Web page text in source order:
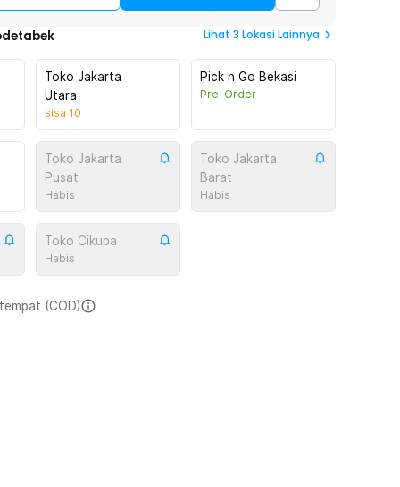
Lihat 3 Lokasi Lainnya
Toko Jakarta
Utara
sisa 10
Pick n Go Bekasi
Pre-Order
Toko Jakarta
Pusat
Habis
Toko Jakarta
Barat
Habis
Toko Cikupa
Habis
(COD)